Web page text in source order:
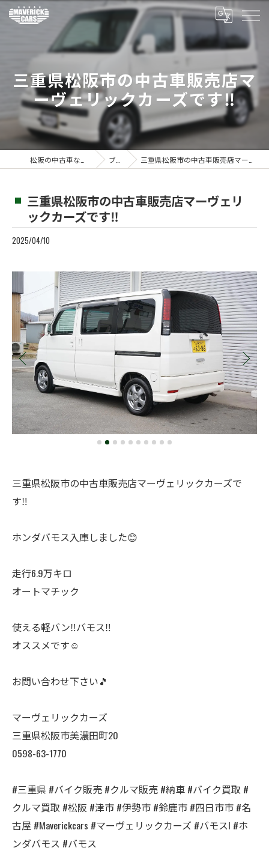
三重県松阪市の中古車販売店マ
ーヴェリックカーズです‼️
ブログ 三重県松阪市の中古車販売店マーヴェリックカーズです‼️
三重県松阪市の中古車販売店マーヴェリ
ックカーズです‼️
2025/04/10
三重県松阪市の中古車販売店マーヴェリックカーズで
す‼️
ホンダバモス入庫しました😊
走行6.9万キロ
オートマチック
使える軽バン‼️バモス‼️
オススメです☺️
お問い合わせ下さい🎵
マーヴェリックカーズ
三重県松阪市美濃田町20
0598-63-1770
#三重県 #バイク販売 #クルマ販売 #納車 #バイク買取 #
クルマ買取 #松阪 #津市 #伊勢市 #鈴鹿市 #四日市市 #名
古屋 #Maverickcars #マーヴェリックカーズ #バモスl #ホ
ンダバモス #バモス